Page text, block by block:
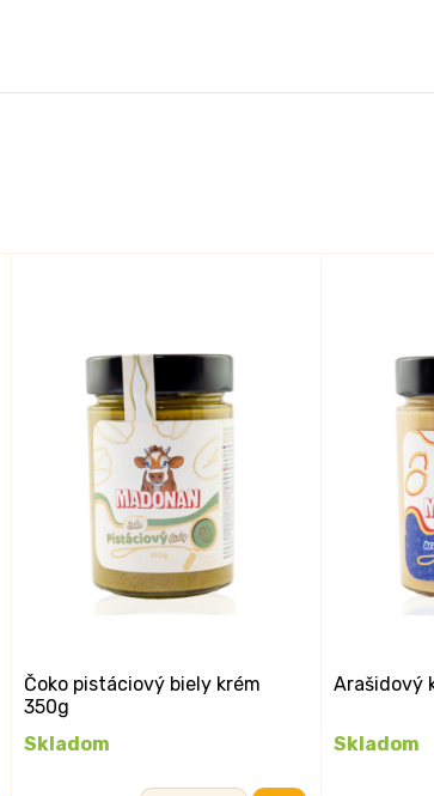
Čoko pistáciový biely krém
350g
Skladom
Arašidový
Skladom